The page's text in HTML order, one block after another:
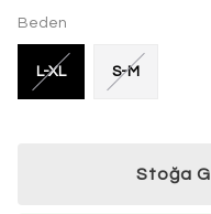
Beden
L-XL S-M
Stoğa